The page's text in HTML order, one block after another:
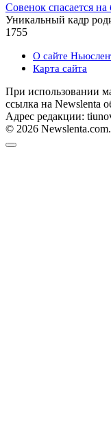
Совенок спасается на
Уникальный кадр
1 755
О сайте
Карта сайта
При использовании
ссылка на Newslenta
Адрес редакции:
© 2026